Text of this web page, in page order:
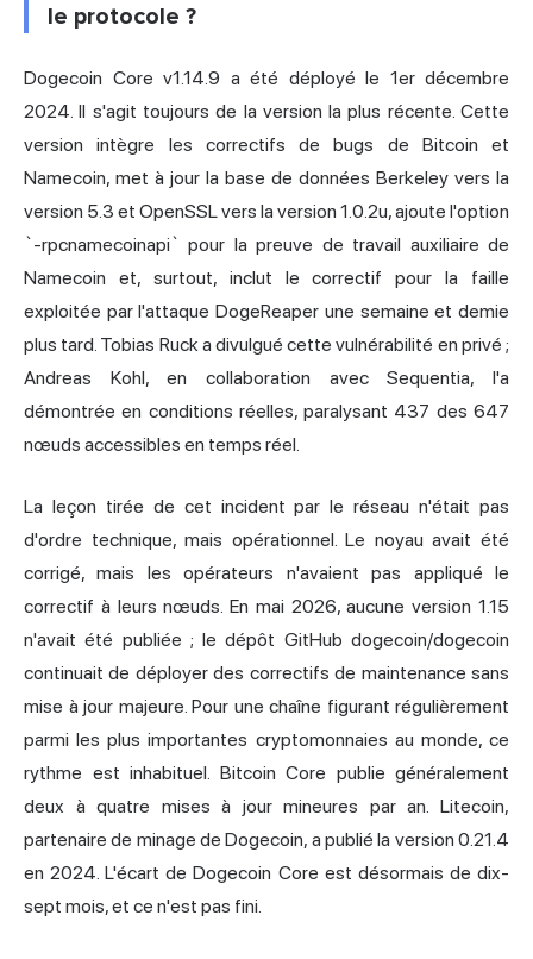
le protocole ?
Dogecoin Core v1.14.9 a été déployé le 1er décembre
2024. Il s'agit toujours de la version la plus récente. Cette
version intègre les correctifs de bugs de Bitcoin et
Namecoin, met à jour la base de données Berkeley vers la
version 5.3 et OpenSSL vers la version 1.0.2u, ajoute l'option
`-rpcnamecoinapi` pour la preuve de travail auxiliaire de
Namecoin et, surtout, inclut le correctif pour la faille
exploitée par l'attaque DogeReaper une semaine et demie
plus tard. Tobias Ruck a divulgué cette vulnérabilité en privé ;
Andreas Kohl, en collaboration avec Sequentia, l'a
démontrée en conditions réelles, paralysant 437 des 647
nœuds accessibles en temps réel.
La leçon tirée de cet incident par le réseau n'était pas
d'ordre technique, mais opérationnel. Le noyau avait été
corrigé, mais les opérateurs n'avaient pas appliqué le
correctif à leurs nœuds. En mai 2026, aucune version 1.15
n'avait été publiée ; le dépôt GitHub dogecoin/dogecoin
continuait de déployer des correctifs de maintenance sans
mise à jour majeure. Pour une chaîne figurant régulièrement
parmi les plus importantes cryptomonnaies au monde, ce
rythme est inhabituel. Bitcoin Core publie généralement
deux à quatre mises à jour mineures par an. Litecoin,
partenaire de minage de Dogecoin, a publié la version 0.21.4
en 2024. L'écart de Dogecoin Core est désormais de dix-
sept mois, et ce n'est pas fini.